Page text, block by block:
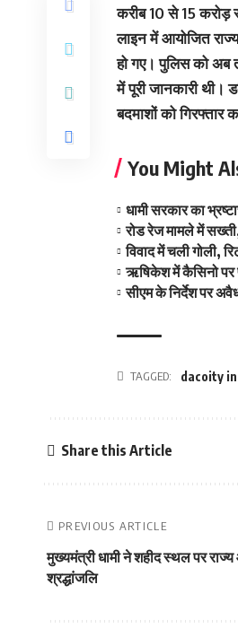
करीब 10 से 15
लाइन में आयोजित
हो गए। पुलिस को
में पूरी जानकारी थी।
बदमाशों को
You Might
धामी सरकार का
रोड रेज मामले में
विवाद में चली गोली,
ऋषिकेश में कैसिनो पर
सीएम के निर्देश पर
TAGGED: dacoity
Share this Article
PREVIOUS ARTICLE
मुख्‍यमंत्री धामी ने शहीद स्‍थल पर
श्रद्धांजलि